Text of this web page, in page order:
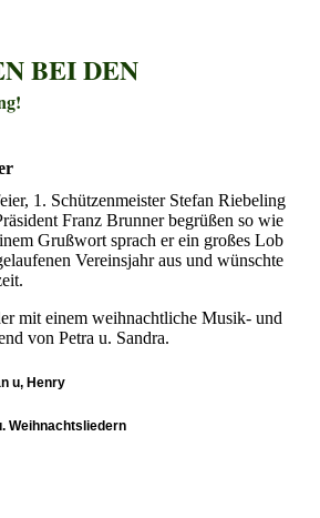
BEI DEN
1. Schützenmeister Stefan Riebeling
Franz Brunner begrüßen so wie
Grußwort sprach er ein großes Lob
Vereinsjahr aus und wünschte
mit einem weihnachtliche Musik- und
von Petra u. Sandra.
u, Henry
Weihnachtsliedern